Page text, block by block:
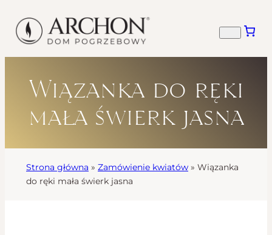
Wiązanka do ręki
mała świerk jasna
Strona główna » Zamówienie kwiatów » Wiązanka
do ręki mała świerk jasna